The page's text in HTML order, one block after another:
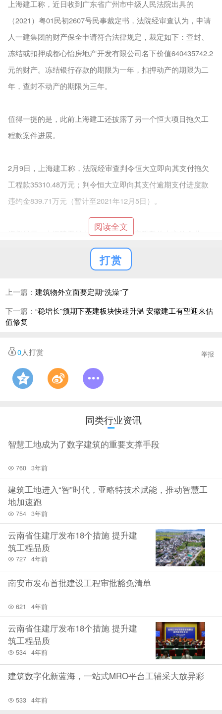
上海建工称，近日收到广东省广州市中级人民法院出具的
（2021）粤01民初2607号民事裁定书，法院经审查认为，申请
人一建集团的财产保全申请符合法律规定，裁定如下：查封、
冻结或扣押成都心怡房地产开发有限公司名下价值640435742.2
元的财产。冻结银行存款的期限为一年，扣押动产的期限为二
年，查封不动产的期限为三年。
值得一提的是，此前上海建工还披露了另一个恒大项目拖欠工
程款案件进展。
2月9日，上海建工称，法院经审查判令恒大立即向其支付拖欠
工程款35310.48万元；判令恒大立即向其支付逾期支付进度款
违约金839.71万元（暂计至2021年12月5日）。
资料显示，上海建工是上海国资中较早实现整体上市的企业。
前身为创立于1953年的上海市人民政府建筑工程局，1994年整
体改制为以上海建工（集团）总公司为资产母公司的集团型企
券交易所挂牌上市。2010年和2011年，经过两次重大重组，完
成整体上市。
恒大集团董事局主席许家印在2022年保交楼新年开工动员大会
于恒大集团所有保交楼项目中有近50%要在今年完成交付。许
持续性的关键环节。要实现平均月销售回款100亿元以上，确保
工程建设。除保交楼的范围之外，恒大集团还有5600万平方米
的在建未取证未开盘的项目、1.6亿平方米的土地储备以及150
个旧改项目。
截至15日收盘，中国恒大报1.68港元/股，跌幅1.75%；上海建
工报3.52元/股，跌幅0.56%。
阅读全文
打赏
上一篇： 建筑物外立面要定期“洗澡”了
下一篇： “稳增长”预期下基建板块快速升温 安徽建工有望迎来估
值修复
0人打赏 举报
同类行业资讯
智慧工地成为了数字建筑的重要支撑手段
760 3年前
建筑工地进入“智”时代，亚略特技术赋能，推动智慧工
地加速跑
754 3年前
云南省住建厅发布18个措施 提升建
筑工程品质
727 4年前
南安市发布首批建设工程审批豁免清单
621 4年前
云南省住建厅发布18个措施 提升建
筑工程品质
534 4年前
建筑数字化新蓝海，一站式MRO平台工辅采大放异彩
533 4年前